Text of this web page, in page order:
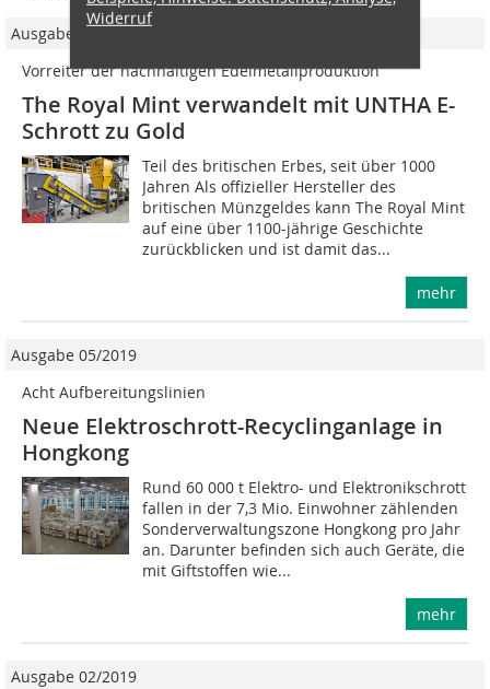
Widerruf
Ausgabe 03/2025
Vorreiter der nachhaltigen Edelmetallproduktion
The Royal Mint verwandelt mit UNTHA E-
Schrott zu Gold
Teil des britischen Erbes, seit über 1000
Jahren Als offizieller Hersteller des
britischen Münzgeldes kann The Royal Mint
auf eine über 1100-jährige Geschichte
zurückblicken und ist damit das...
mehr
Ausgabe 05/2019
Acht Aufbereitungslinien
Neue Elektroschrott-Recyclinganlage in
Hongkong
Rund 60 000 t Elektro- und Elektronikschrott
fallen in der 7,3 Mio. Einwohner zählenden
Sonderverwaltungszone Hongkong pro Jahr
an. Darunter befinden sich auch Geräte, die
mit Giftstoffen wie...
mehr
Ausgabe 02/2019